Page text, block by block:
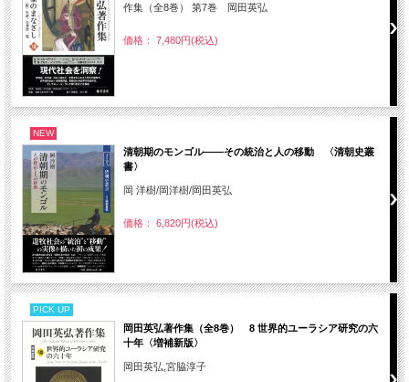
作集（全8巻） 第7巻 岡田英弘
価格： 7,480円(税込)
NEW
清朝期のモンゴル――その統治と人の移動 〈清朝史叢
書〉
岡 洋樹/岡洋樹/岡田英弘
価格： 6,820円(税込)
PICK UP
岡田英弘著作集（全8巻） 8 世界的ユーラシア研究の六
十年〈増補新版〉
岡田英弘,宮脇淳子